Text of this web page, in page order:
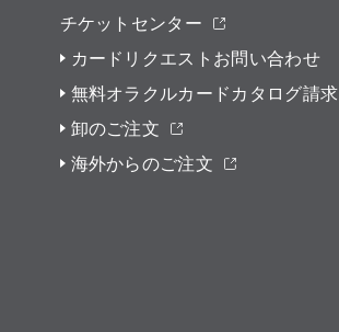
チケットセンター
カードリクエストお問い合わせ
無料オラクルカードカタログ請求
卸のご注文
海外からのご注文